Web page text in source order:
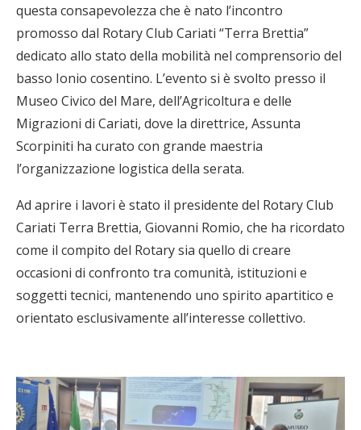
questa consapevolezza che è nato l’incontro
promosso dal Rotary Club Cariati “Terra Brettia”
dedicato allo stato della mobilità nel comprensorio del
basso Ionio cosentino. L’evento si è svolto presso il
Museo Civico del Mare, dell’Agricoltura e delle
Migrazioni di Cariati, dove la direttrice, Assunta
Scorpiniti ha curato con grande maestria
l’organizzazione logistica della serata.
Ad aprire i lavori è stato il presidente del Rotary Club
Cariati Terra Brettia, Giovanni Romio, che ha ricordato
come il compito del Rotary sia quello di creare
occasioni di confronto tra comunità, istituzioni e
soggetti tecnici, mantenendo uno spirito apartitico e
orientato esclusivamente all’interesse collettivo.